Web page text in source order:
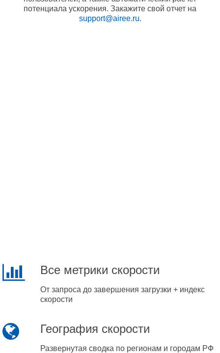
потенциала ускорения. Закажите свой отчет на
support@airee.ru.
Все метрики скорости
От запроса до завершения загрузки + индекс
скорости
География скорости
Развернутая сводка по регионам и городам РФ